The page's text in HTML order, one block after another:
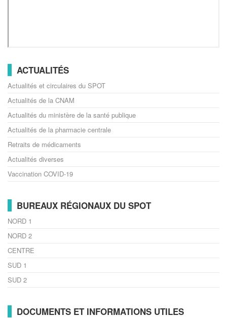
ACTUALITÉS
Actualités et circulaires du SPOT
Actualités de la CNAM
Actualités du ministère de la santé publique
Actualités de la pharmacie centrale
Retraits de médicaments
Actualités diverses
Vaccination COVID-19
BUREAUX RÉGIONAUX DU SPOT
NORD 1
NORD 2
CENTRE
SUD 1
SUD 2
DOCUMENTS ET INFORMATIONS UTILES